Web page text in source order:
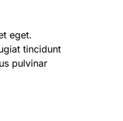
eget.
tincidunt
pulvinar